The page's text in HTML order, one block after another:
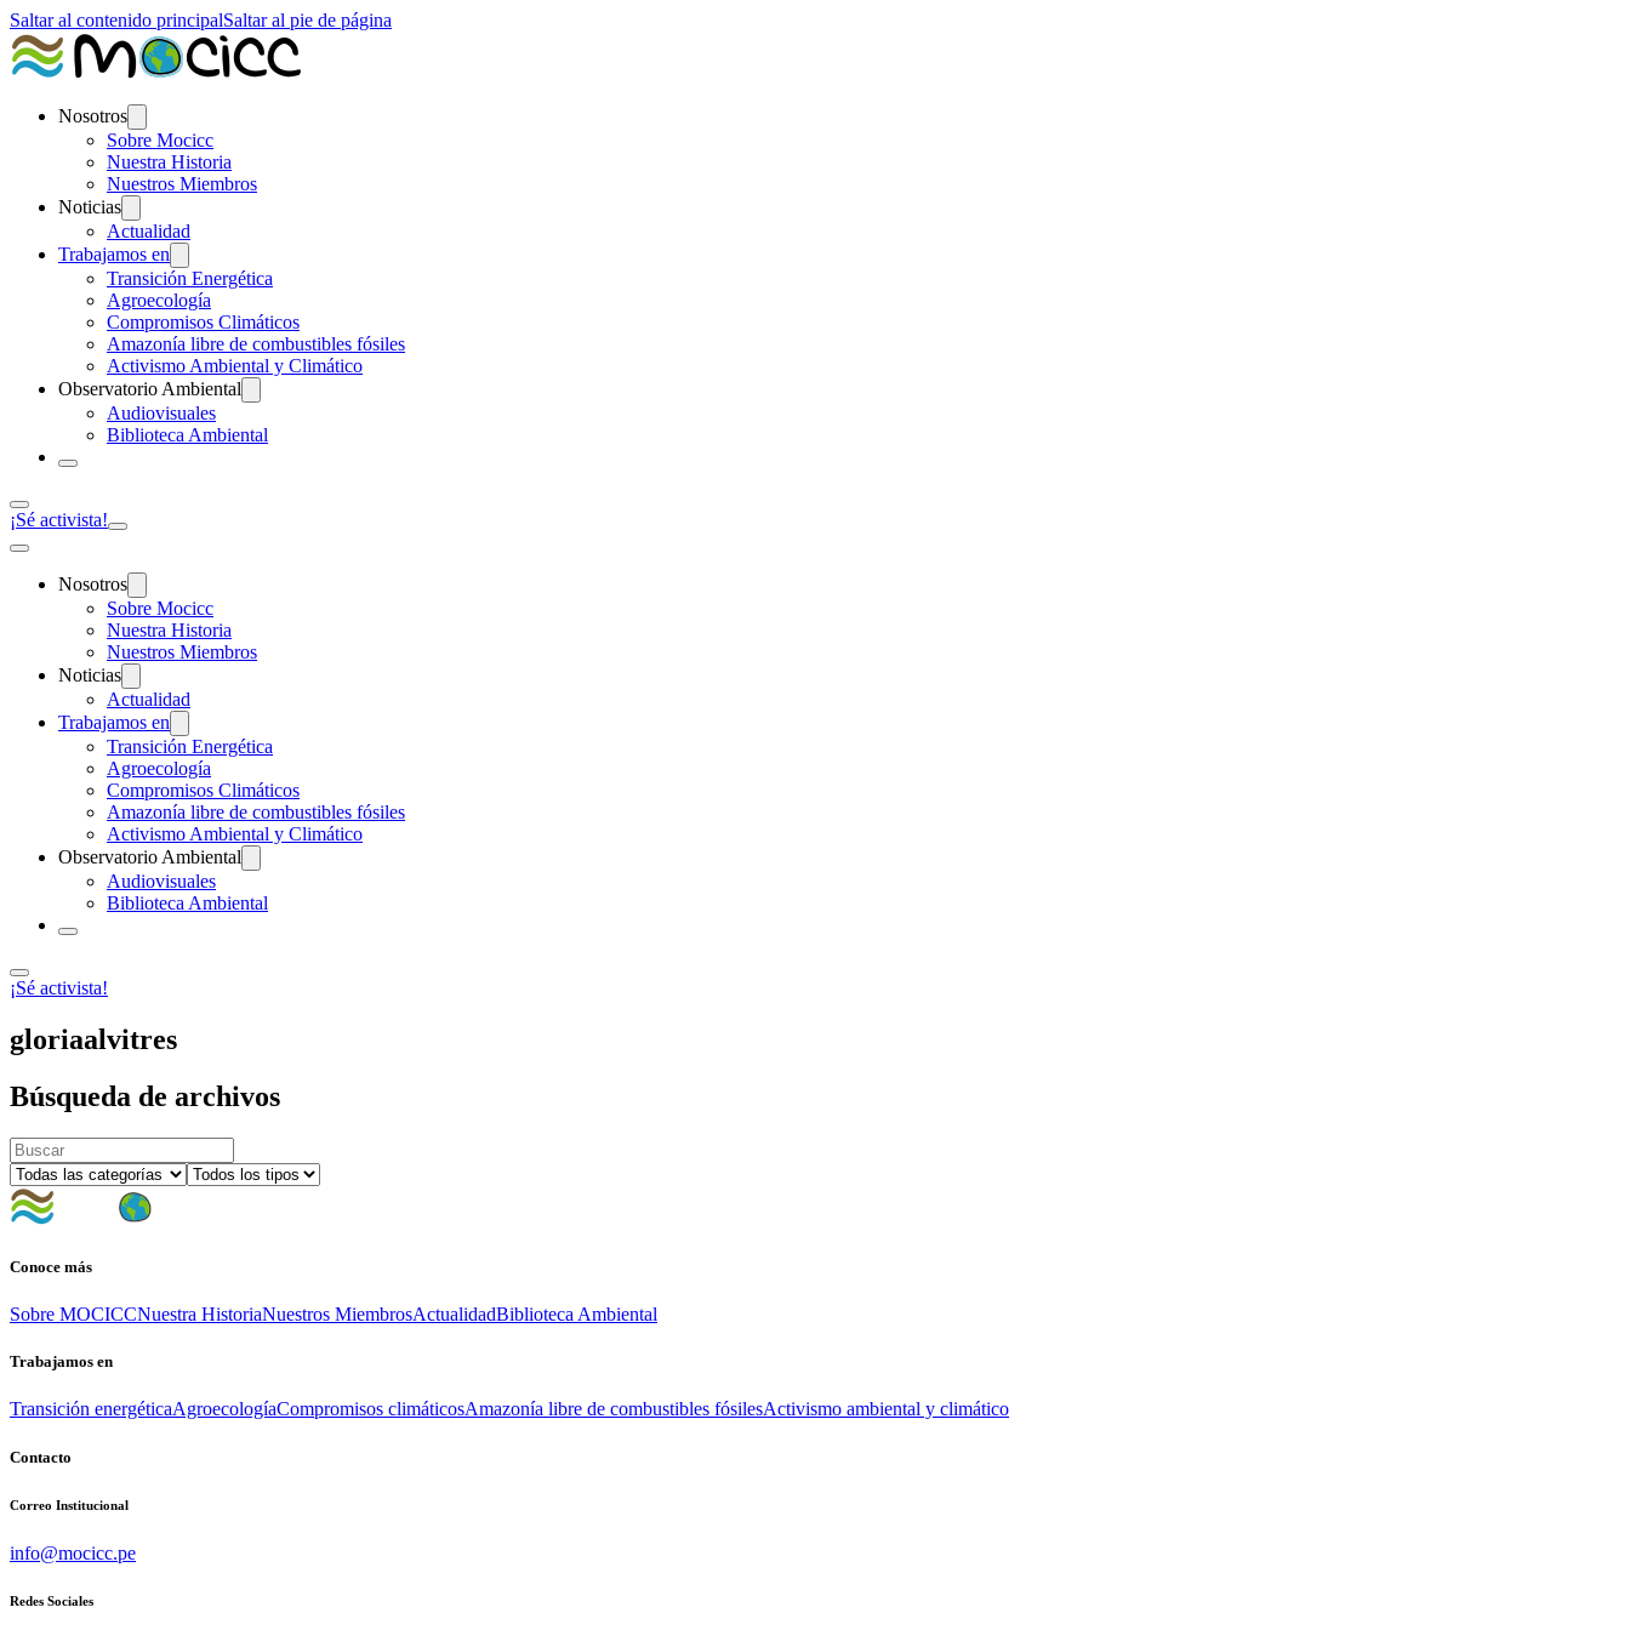
Saltar al contenido principalSaltar al pie de página
Nosotros
Sobre Mocicc
Nuestra Historia
Nuestros Miembros
Noticias
Actualidad
Trabajamos en
Transición Energética
Agroecología
Compromisos Climáticos
Amazonía libre de combustibles fósiles
Activismo Ambiental y Climático
Observatorio Ambiental
Audiovisuales
Biblioteca Ambiental
¡Sé activista!
Nosotros
Sobre Mocicc
Nuestra Historia
Nuestros Miembros
Noticias
Actualidad
Trabajamos en
Transición Energética
Agroecología
Compromisos Climáticos
Amazonía libre de combustibles fósiles
Activismo Ambiental y Climático
Observatorio Ambiental
Audiovisuales
Biblioteca Ambiental
¡Sé activista!
gloriaalvitres
Búsqueda de archivos
Conoce más
Sobre MOCICCNuestra HistoriaNuestros MiembrosActualidadBiblioteca Ambiental
Trabajamos en
Transición energéticaAgroecologíaCompromisos climáticosAmazonía libre de combustibles fósilesActivismo ambiental y climático
Contacto
Correo Institucional
info@mocicc.pe
Redes Sociales